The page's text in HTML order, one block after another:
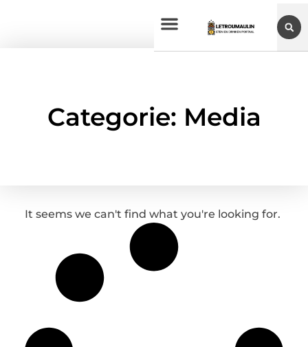
Categorie: Media
It seems we can't find what you're looking for.